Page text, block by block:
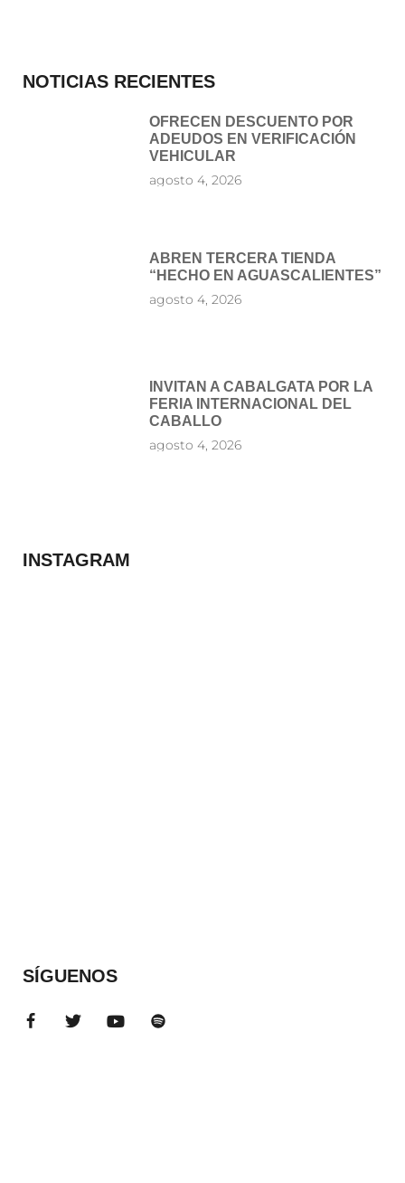
NOTICIAS RECIENTES
OFRECEN DESCUENTO POR
ADEUDOS EN VERIFICACIÓN
VEHICULAR
agosto 4, 2026
ABREN TERCERA TIENDA
“HECHO EN AGUASCALIENTES”
agosto 4, 2026
INVITAN A CABALGATA POR LA
FERIA INTERNACIONAL DEL
CABALLO
agosto 4, 2026
INSTAGRAM
SÍGUENOS